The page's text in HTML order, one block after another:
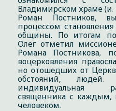
Владимирском храме (и.
Роман Постников,
процессом
общины. По итогам
Олег отметил
Романа Постникова,
воцерковления
но отошедших от
обстояний, людей.
индивидуальная
священника с
человеком.